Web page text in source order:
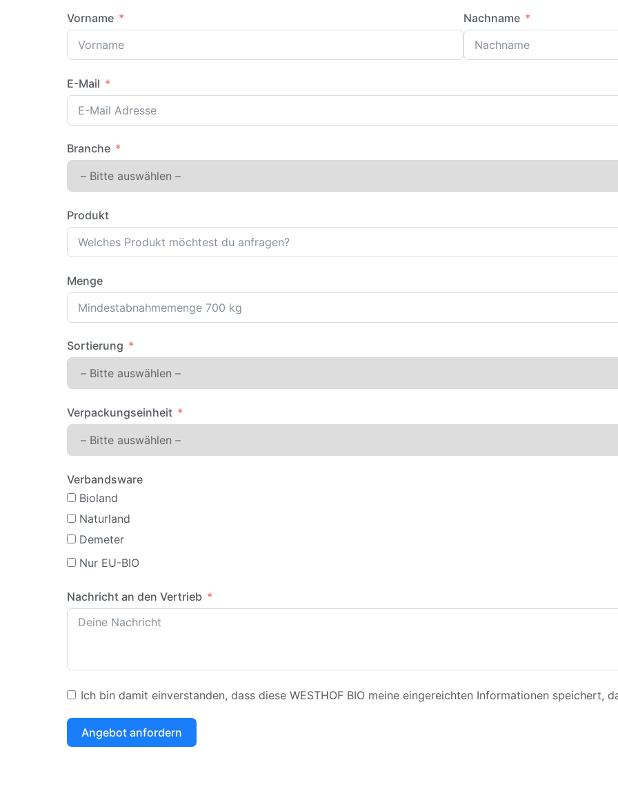
Vorname Nachname
E-Mail
Branche
Produkt
Menge
Sortierung
Verpackungseinheit
Verbandsware
Bioland
Naturland
Demeter
Nur EU-BIO
Nachricht an den Vertrieb
Ich bin damit einverstanden, dass diese WESTHOF BIO meine eingereichten Informationen speichert,
Angebot anfordern